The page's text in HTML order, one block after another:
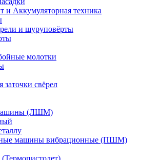
и Аккумуляторная техника
и шуруповёрты
молотки
свёрел
(ЛШМ)
машины вибрационные (ПШМ)